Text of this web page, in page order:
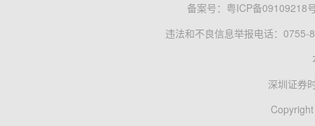
备案号： 粤ICP备09109218
违法和不良信息举报电话：0755-
深圳证券